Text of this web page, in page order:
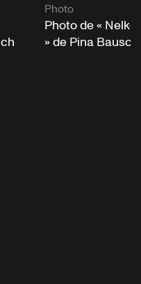
Photo
Photo de «
» de Pina Bausch